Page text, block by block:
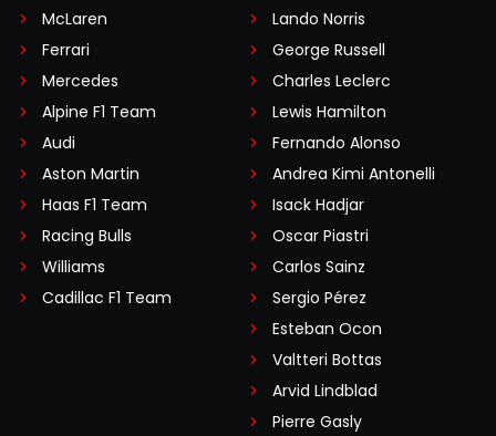
McLaren
Ferrari
Mercedes
Alpine F1 Team
Audi
Aston Martin
Haas F1 Team
Racing Bulls
Williams
Cadillac F1 Team
Lando Norris
George Russell
Charles Leclerc
Lewis Hamilton
Fernando Alonso
Andrea Kimi Antonelli
Isack Hadjar
Oscar Piastri
Carlos Sainz
Sergio Pérez
Esteban Ocon
Valtteri Bottas
Arvid Lindblad
Pierre Gasly